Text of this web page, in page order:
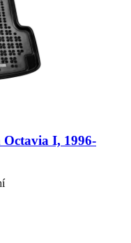
I, 1996-